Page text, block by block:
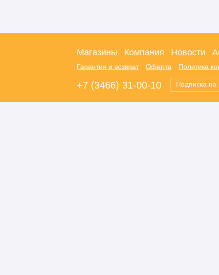
Магазины Компания Новости
Гарантия и возврат Оферта Политика
+7 (3466) 31-00-10 Подписка на